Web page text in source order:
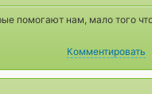
помогают нам, мало того
Комментировать